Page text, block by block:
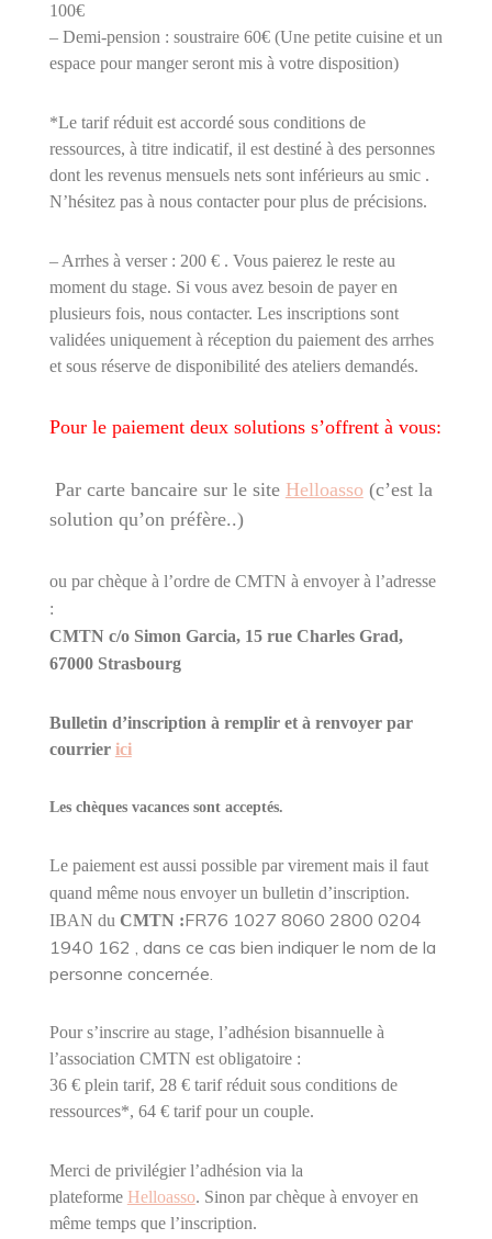
100€
– Demi-pension : soustraire 60€ (Une petite cuisine et un
espace pour manger seront mis à votre disposition)
*Le tarif réduit est accordé sous conditions de
ressources, à titre indicatif, il est destiné à des personnes
dont les revenus mensuels nets sont inférieurs au smic .
N’hésitez pas à nous contacter pour plus de précisions.
– Arrhes à verser : 200 € . Vous paierez le reste au
moment du stage. Si vous avez besoin de payer en
plusieurs fois, nous contacter. Les inscriptions sont
validées uniquement à réception du paiement des arrhes
et sous réserve de disponibilité des ateliers demandés.
Pour le paiement deux solutions s’offrent à vous:
Par carte bancaire sur le site Helloasso (c’est la
solution qu’on préfère..)
ou par chèque à l’ordre de CMTN à envoyer à l’adresse
:
CMTN c/o Simon Garcia, 15 rue Charles Grad,
67000 Strasbourg
Bulletin d’inscription à remplir et à renvoyer par
courrier ici
Les chèques vacances sont acceptés.
Le paiement est aussi possible par virement mais il faut
quand même nous envoyer un bulletin d’inscription.
IBAN du CMTN :FR76 1027 8060 2800 0204
1940 162 , dans ce cas bien indiquer le nom de la
personne concernée.
Pour s’inscrire au stage, l’adhésion bisannuelle à
l’association CMTN est obligatoire :
36 € plein tarif, 28 € tarif réduit sous conditions de
ressources*, 64 € tarif pour un couple.
Merci de privilégier l’adhésion via la
plateforme Helloasso. Sinon par chèque à envoyer en
même temps que l’inscription.